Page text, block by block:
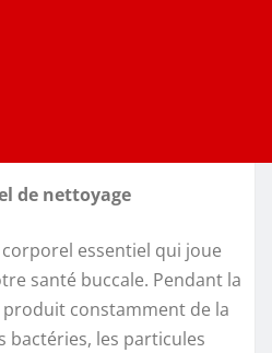
de nettoyage
essentiel qui joue
santé buccale. Pendant la
constamment de la
bactéries, les particules